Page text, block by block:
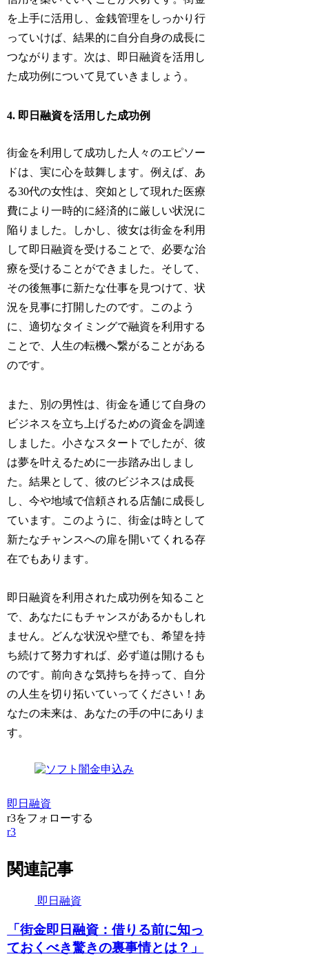
を上手に活用し、金銭管理をしっかり行
っていけば、結果的に自分自身の成長に
つながります。次は、即日融資を活用し
た成功例について見ていきましょう。
4. 即日融資を活用した成功例
街金を利用して成功した人々のエピソー
ドは、実に心を鼓舞します。例えば、あ
る30代の女性は、突如として現れた医療
費により一時的に経済的に厳しい状況に
陥りました。しかし、彼女は街金を利用
して即日融資を受けることで、必要な治
療を受けることができました。そして、
その後無事に新たな仕事を見つけて、状
況を見事に打開したのです。このよう
に、適切なタイミングで融資を利用する
ことで、人生の転機へ繋がることがある
のです。
また、別の男性は、街金を通じて自身の
ビジネスを立ち上げるための資金を調達
しました。小さなスタートでしたが、彼
は夢を叶えるために一歩踏み出しまし
た。結果として、彼のビジネスは成長
し、今や地域で信頼される店舗に成長し
ています。このように、街金は時として
新たなチャンスへの扉を開いてくれる存
在でもあります。
即日融資を利用された成功例を知ること
で、あなたにもチャンスがあるかもしれ
ません。どんな状況や壁でも、希望を持
ち続けて努力すれば、必ず道は開けるも
のです。前向きな気持ちを持って、自分
の人生を切り拓いていってください！あ
なたの未来は、あなたの手の中にありま
す。
即日融資
r3をフォローする
r3
関連記事
即日融資
「街金即日融資：借りる前に知っ
ておくべき驚きの裏事情とは？」